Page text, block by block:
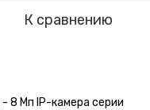
К сравнению
- 8 Мп IP-камера серии